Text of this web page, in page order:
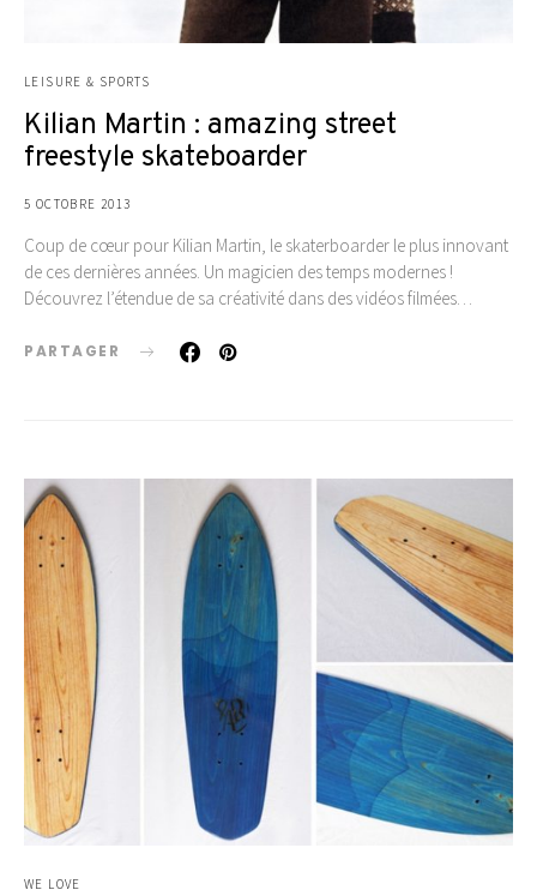
LEISURE & SPORTS
Kilian Martin : amazing street
freestyle skateboarder
5 OCTOBRE 2013
Coup de cœur pour Kilian Martin, le skaterboarder le plus innovant
de ces dernières années. Un magicien des temps modernes !
Découvrez l’étendue de sa créativité dans des vidéos filmées…
PARTAGER
WE LOVE